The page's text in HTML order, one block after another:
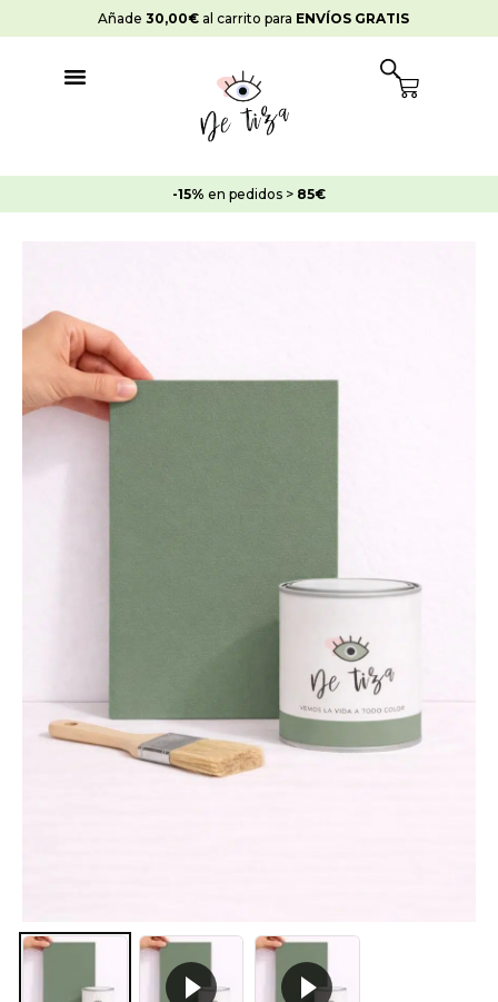
al
Añade 30,00€ al carrito para ENVÍOS GRATIS
Cart
-15% en pedidos > 85€
Humo
Verde
cantidad